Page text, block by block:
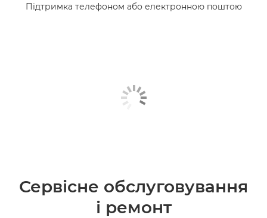
Підтримка телефоном або електронною поштою
Сервісне обслуговування
і ремонт